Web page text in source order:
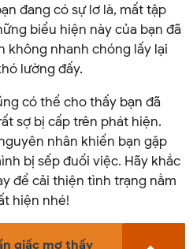
đang có sự lơ là, mất tập
biểu hiện này của bạn đã
không nhanh chóng lấy lại
lường đấy.
có thể cho thấy bạn đã
sợ bị cấp trên phát hiện.
nhân khiến bạn gặp
bị sếp đuổi việc. Hãy khắc
để cải thiện tình trạng nằm
hiện nhé!
giấc mơ thấy